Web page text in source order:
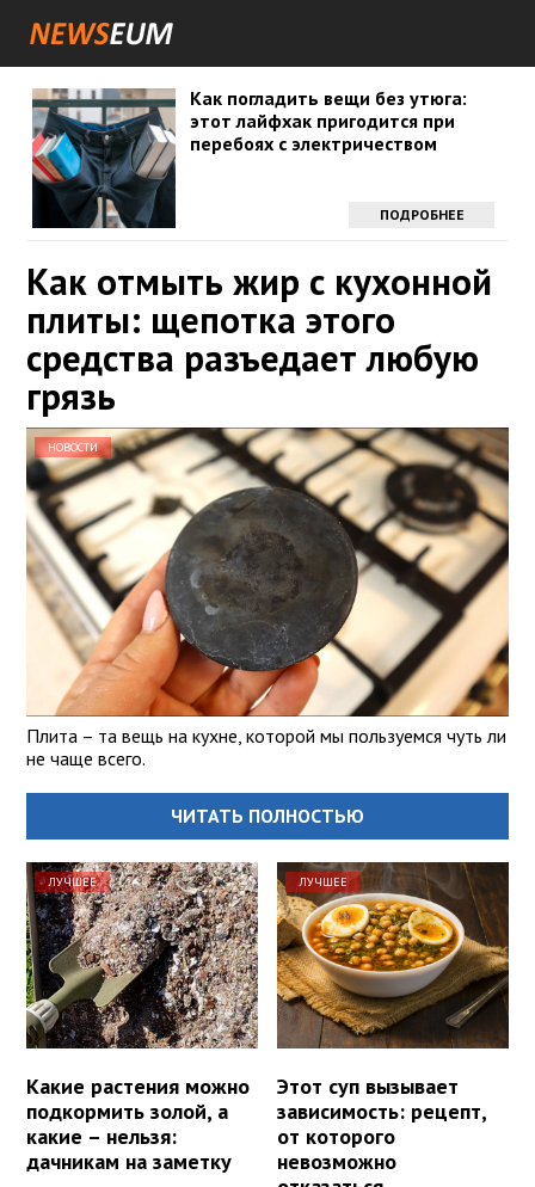
Как погладить вещи без утюга:
этот лайфхак пригодится при
перебоях с электричеством
ПОДРОБНЕЕ
Как отмыть жир с кухонной
плиты: щепотка этого
средства разъедает любую
грязь
НОВОСТИ
Плита – та вещь на кухне, которой мы пользуемся чуть ли
не чаще всего.
ЧИТАТЬ ПОЛНОСТЬЮ
ЛУЧШЕЕ
Какие растения можно
подкормить золой, а
какие – нельзя:
дачникам на заметку
ЛУЧШЕЕ
Этот суп вызывает
зависимость: рецепт,
от которого
невозможно